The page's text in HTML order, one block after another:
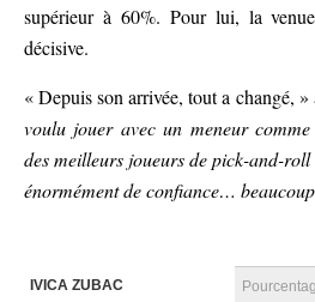
supérieur à 60%. Pour lui, la
décisive.
« Depuis son arrivée, tout a changé,
voulu jouer avec un meneur
des meilleurs joueurs de pick-and-
énormément de confiance…
IVICA ZUBAC